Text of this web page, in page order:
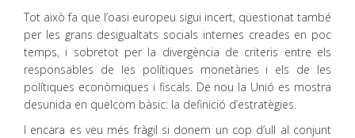
Tot això fa que l’oasi europeu sigui incert, qüestionat també
per les grans desigualtats socials internes creades en poc
temps, i sobretot per la divergència de criteris entre els
responsables de les polítiques monetàries i els de les
polítiques econòmiques i fiscals. De nou la Unió es mostra
desunida en quelcom bàsic: la definició d’estratègies.
I encara es veu més fràgil si donem un cop d’ull al conjunt